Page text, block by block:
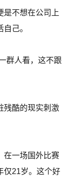
是不想在公司上
己。
群人看，这不跟
残酷的现实刺激
在一场国外比赛
仅21岁。这个好